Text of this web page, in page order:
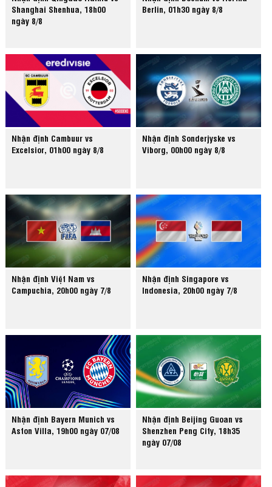
Shanghai Shenhua, 18h00
ngày 8/8
Berlin, 01h30 ngày 8/8
Nhận định Cambuur vs
Excelsior, 01h00 ngày 8/8
Nhận định Sonderjyske vs
Viborg, 00h00 ngày 8/8
Nhận định Việt Nam vs
Campuchia, 20h00 ngày 7/8
Nhận định Singapore vs
Indonesia, 20h00 ngày 7/8
Nhận định Bayern Munich vs
Aston Villa, 19h00 ngày 07/08
Nhận định Beijing Guoan vs
Shenzhen Peng City, 18h35
ngày 07/08